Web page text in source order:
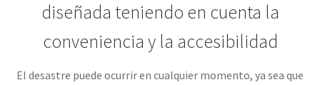
diseñada teniendo en cuenta la
conveniencia y la accesibilidad
El desastre puede ocurrir en cualquier momento, ya sea que